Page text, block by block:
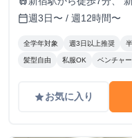
から徒歩5分、 西新宿
calendar_today週3日〜 / 週12時間〜
全学年対象 週3日以上推奨
髪型自由 私服OK ベンチャー
gradeお気に入り